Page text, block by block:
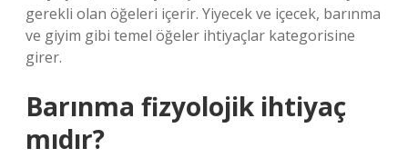
gerekli olan öğeleri içerir. Yiyecek ve içecek, barınma
ve giyim gibi temel öğeler ihtiyaçlar kategorisine
girer.
Barınma fizyolojik ihtiyaç
mıdır?